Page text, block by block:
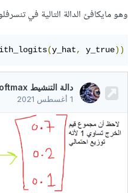
وهو مايكافئ الدالة التالية في
(y_hat, y_true))